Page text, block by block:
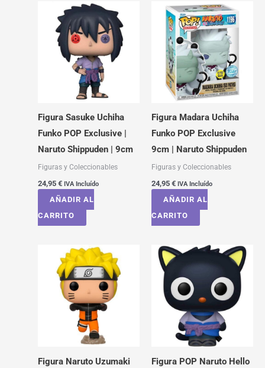
Figura Sasuke Uchiha
Funko POP Exclusive |
Naruto Shippuden | 9cm
Figuras y Coleccionables
24,95 € IVA Incluído
AÑADIR AL
CARRITO
Figura Madara Uchiha
Funko POP Exclusive
9cm | Naruto Shippuden
Figuras y Coleccionables
24,95 € IVA Incluído
AÑADIR AL
CARRITO
Figura Naruto Uzumaki
Figura POP Naruto Hello